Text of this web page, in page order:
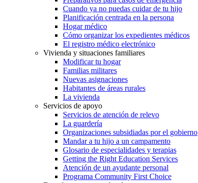
Cuando ya no puedas cuidar de tu hijo
Planificación centrada en la persona
Hogar médico
Cómo organizar los expedientes médicos
El registro médico electrónico
Vivienda y situaciones familiares
Modificar tu hogar
Familias militares
Nuevas asignaciones
Habitantes de áreas rurales
La vivienda
Servicios de apoyo
Servicios de atención de relevo
La guardería
Organizaciones subsidiadas por el gobierno
Mandar a tu hijo a un campamento
Glosario de especialidades y terapias
Getting the Right Education Services
Atención de un ayudante personal
Programa Community First Choice